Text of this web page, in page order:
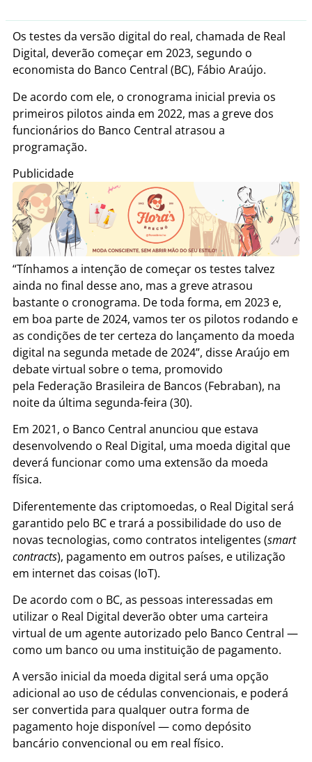
Os testes da versão digital do real, chamada de Real
Digital, deverão começar em 2023, segundo o
economista do Banco Central (BC), Fábio Araújo.
De acordo com ele, o cronograma inicial previa os
primeiros pilotos ainda em 2022, mas a greve dos
funcionários do Banco Central atrasou a
programação.
Publicidade
“Tínhamos a intenção de começar os testes talvez
ainda no final desse ano, mas a greve atrasou
bastante o cronograma. De toda forma, em 2023 e,
em boa parte de 2024, vamos ter os pilotos rodando e
as condições de ter certeza do lançamento da moeda
digital na segunda metade de 2024”, disse Araújo em
debate virtual sobre o tema, promovido
pela Federação Brasileira de Bancos (Febraban), na
noite da última segunda-feira (30).
Em 2021, o Banco Central anunciou que estava
desenvolvendo o Real Digital, uma moeda digital que
deverá funcionar como uma extensão da moeda
física.
Diferentemente das criptomoedas, o Real Digital será
garantido pelo BC e trará a possibilidade do uso de
novas tecnologias, como contratos inteligentes (smart
contracts), pagamento em outros países, e utilização
em internet das coisas (IoT).
De acordo com o BC, as pessoas interessadas em
utilizar o Real Digital deverão obter uma carteira
virtual de um agente autorizado pelo Banco Central —
como um banco ou uma instituição de pagamento.
A versão inicial da moeda digital será uma opção
adicional ao uso de cédulas convencionais, e poderá
ser convertida para qualquer outra forma de
pagamento hoje disponível — como depósito
bancário convencional ou em real físico.